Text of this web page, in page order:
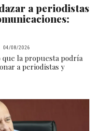
a periodistas
04/08/2026
la propuesta podría
a periodistas y